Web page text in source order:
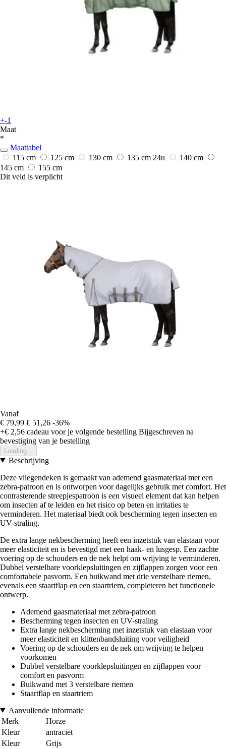
+-1
Maat
*
Maattabel
115 cm
125 cm 130 cm 135 cm 24u
140 cm
145 cm
155 cm
Dit veld is verplicht
Vanaf
€ 79,99 € 51,26 -36%
+€ 2,56 cadeau voor je volgende bestelling Bijgeschreven na
bevestiging van je bestelling
Loading...
Beschrijving
Deze vliegendeken is gemaakt van ademend gaasmateriaal met een
zebra-patroon en is ontworpen voor dagelijks gebruik met comfort. Het
contrasterende streepjespatroon is een visueel element dat kan helpen
om insecten af te leiden en het risico op beten en irritaties te
verminderen. Het materiaal biedt ook bescherming tegen insecten en
UV-straling.
De extra lange nekbescherming heeft een inzetstuk van elastaan voor
meer elasticiteit en is bevestigd met een haak- en lusgesp. Een zachte
voering op de schouders en de nek helpt om wrijving te verminderen.
Dubbel verstelbare voorklepsluitingen en zijflappen zorgen voor een
comfortabele pasvorm. Een buikwand met drie verstelbare riemen,
evenals een staartflap en een staartriem, completeren het functionele
ontwerp.
Ademend gaasmateriaal met zebra-patroon
Bescherming tegen insecten en UV-straling
Extra lange nekbescherming met inzetstuk van elastaan voor
meer elasticiteit en klittenbandsluiting voor veiligheid
Voering op de schouders en de nek om wrijving te helpen
voorkomen
Dubbel verstelbare voorklepsluitingen en zijflappen voor
comfort en pasvorm
Buikwand met 3 verstelbare riemen
Staartflap en staartriem
Aanvullende informatie
Merk
Horze
Kleur
antraciet
Kleur
Grijs